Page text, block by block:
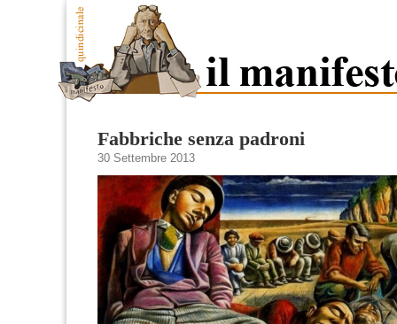
Fabbriche senza padroni
30 Settembre 2013